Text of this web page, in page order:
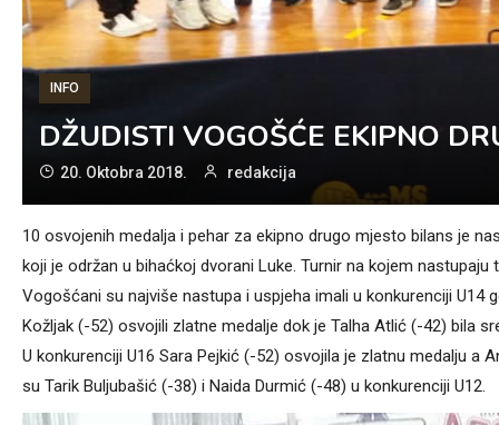
INFO
DŽUDISTI VOGOŠĆE EKIPNO
20. Oktobra 2018. redakcija
10 osvojenih medalja i pehar za ekipno drugo mjesto bilans je
koji je održan u bihaćkoj dvorani Luke. Turnir na kojem
Vogošćani su najviše nastupa i uspjeha imali u konkurenciji U14
Kožljak (-52) osvojili zlatne medalje dok je Talha Atlić (-42) bila
U konkurenciji U16 Sara Pejkić (-52) osvojila je zlatnu medalju a
su Tarik Buljubašić (-38) i Naida Durmić (-48) u konkurenciji U12.